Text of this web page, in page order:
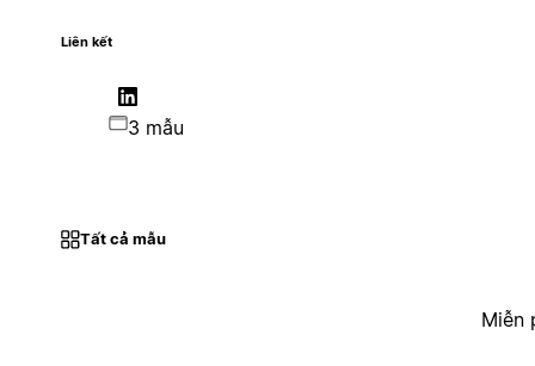
Liên kết
3 mẫu
Tất cả mẫu
Miễn